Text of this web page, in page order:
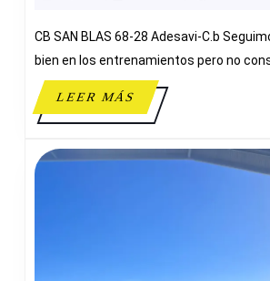
CB SAN BLAS 68-28 Adesavi-C.b
bien en los entrenamientos pero no
LEER MÁSLEER
MÁS